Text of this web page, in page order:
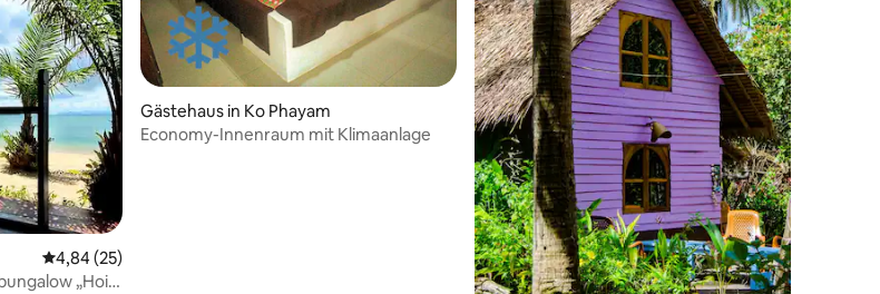
49 Bewertungen
Durchschnittliche Bewertung: 4,84 von 5, 25 Bewertungen
4,84 (25)
„Hoi
Gästehaus in Ko Phayam
Economy-Innenraum mit Klimaanlage